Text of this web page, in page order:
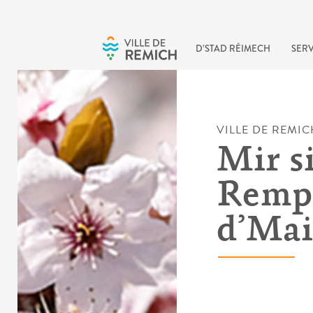
D’STAD RÉIMECH
VILLE DE
Mir